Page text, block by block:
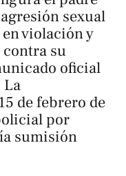
sexual
violación y
contra su
oficial
La
de febrero de
por
sumisión